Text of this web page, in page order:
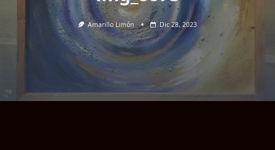
Amarillo Limón Dic 28, 2023